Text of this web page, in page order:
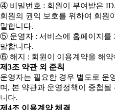
④ 비밀번호 : 회원이 부여받은
회원의 권익 보호를 위하여 회원
말합니다.
⑤ 운영자 : 서비스에 홈페이지를
말합니다.
⑥ 해지 : 회원이 이용계약을 해약
제3조 약관 외 준칙
운영자는 필요한 경우 별도로 운
며, 본 약관과 운영정책이 중첩
니다.
제4조 이용계약 체결